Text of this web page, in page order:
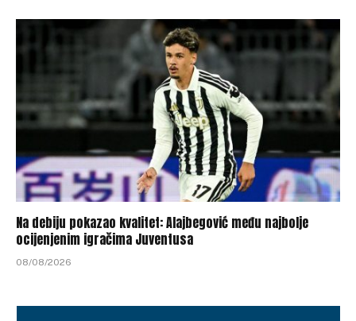
Na debiju pokazao kvalitet: Alajbegović među najbolje
ocijenjenim igračima Juventusa
08/08/2026